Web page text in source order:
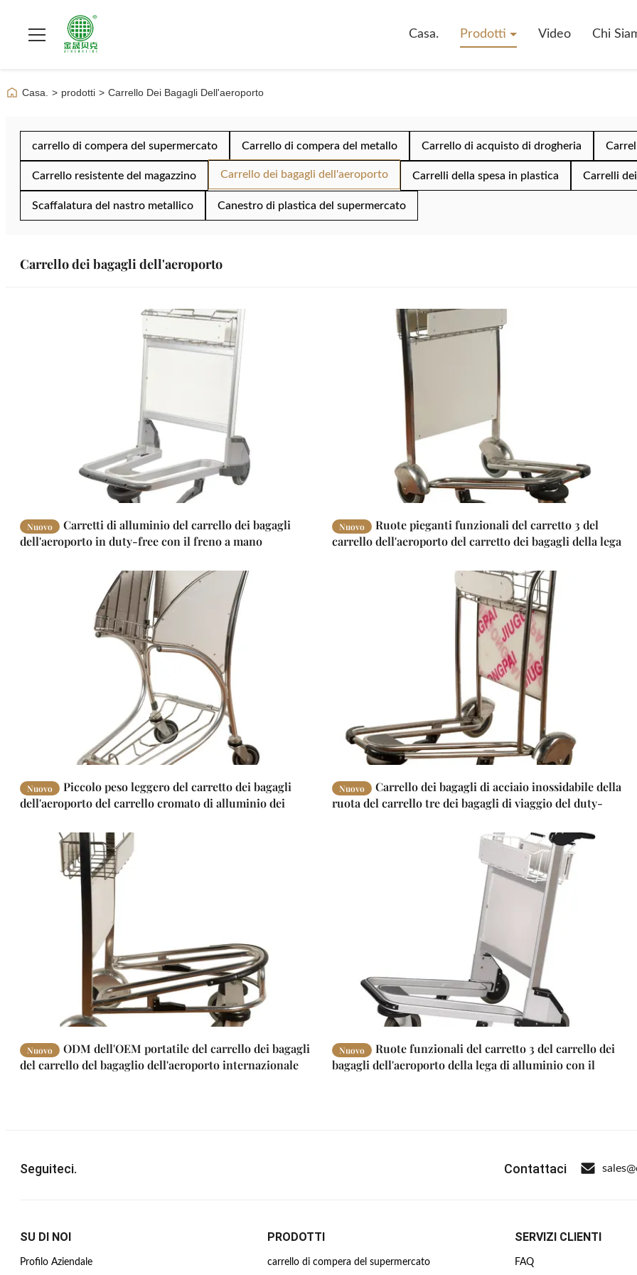
Casa. Prodotti Video Chi
Casa. > prodotti > Carrello Dei Bagagli Dell'aeroporto
carrello di compera del supermercato Carrello di compera del metallo Carrello di acquisto di drogheria
Carrello resistente del magazzino Carrello dei bagagli dell'aeroporto Carrelli della spesa in plastica Carrelli
Scaffalatura del nastro metallico Canestro di plastica del supermercato
Carrello dei bagagli dell'aeroporto
Nuovo
Carretti di alluminio del carrello dei bagagli
dell'aeroporto in duty-free con il freno a mano
Nuovo
Ruote pieganti funzionali del carretto 3 del
carrello dell'aeroporto del carretto dei bagagli della lega
Nuovo
Piccolo peso leggero del carretto dei bagagli
dell'aeroporto del carrello cromato di alluminio dei
Nuovo
Carrello dei bagagli di acciaio inossidabile della
ruota del carrello tre dei bagagli di viaggio del duty-
Nuovo
ODM dell'OEM portatile del carrello dei bagagli
del carrello del bagaglio dell'aeroporto internazionale
Nuovo
Ruote funzionali del carretto 3 del carrello dei
bagagli dell'aeroporto della lega di alluminio con il
Seguiteci. Contattaci
SU DI NOI
Profilo Aziendale
PRODOTTI
carrello di compera del supermercato
SERVIZI CLIENTI
FAQ